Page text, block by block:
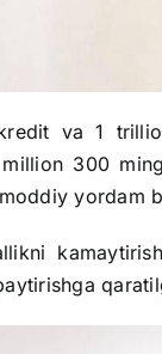
va 1
300
yordam